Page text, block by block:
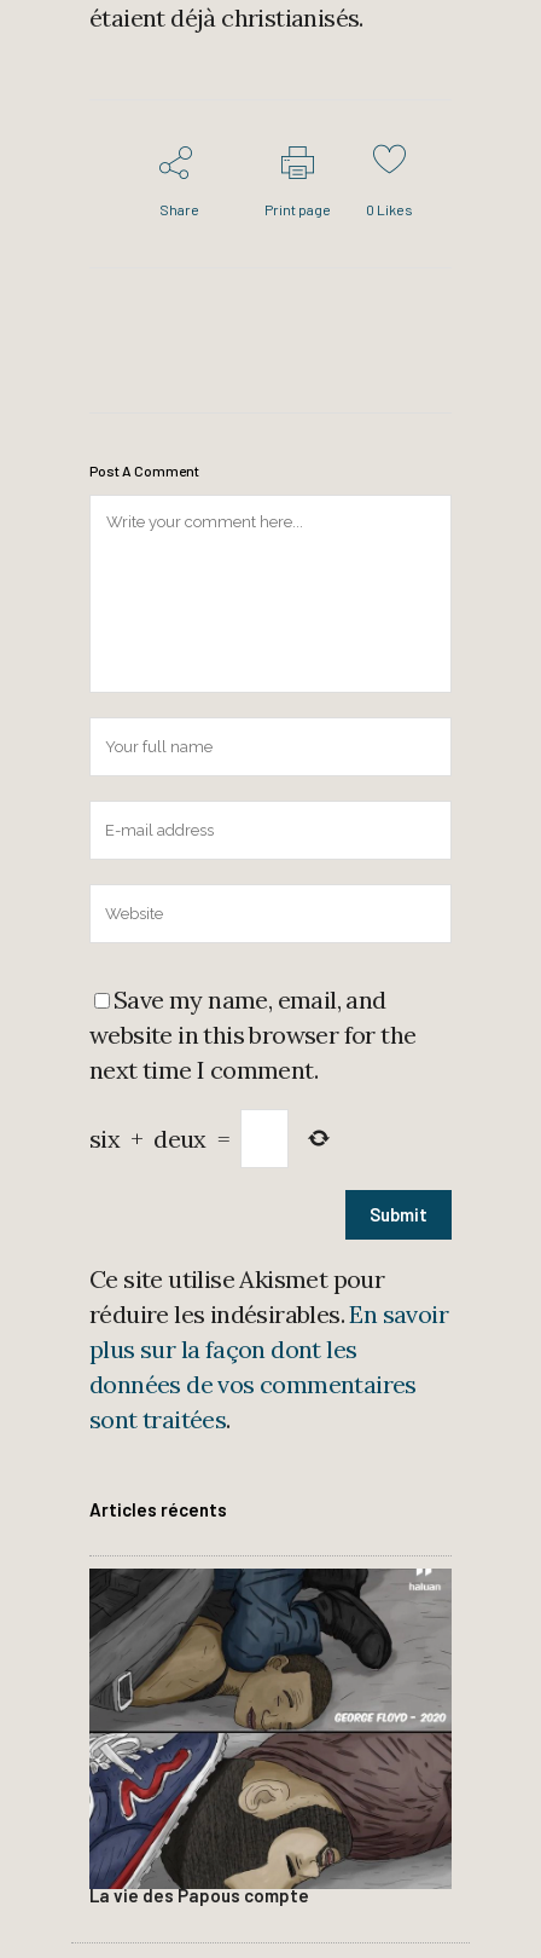
étaient déjà christianisés.
Share Print page 0 Likes
Post A Comment
Save my name, email, and
website in this browser for the
next time I comment.
six + deux =
Ce site utilise Akismet pour
réduire les indésirables.En savoir
plus sur la façon dont les
données de vos commentaires
sont traitées.
Articles récents
La vie des Papous compte